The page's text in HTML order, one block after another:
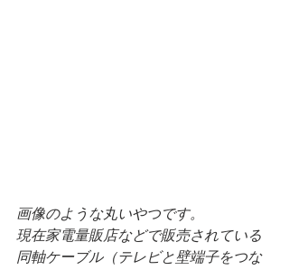
画像のような丸いやつです。
現在家電量販店などで販売されている
同軸ケーブル（テレビと壁端子をつな